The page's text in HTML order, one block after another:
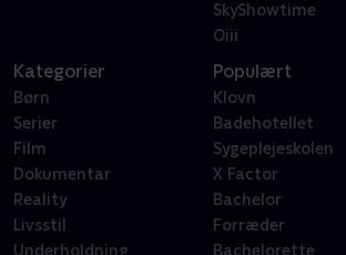
SkyShowtime
Oiii
Kategorier
Børn
Serier
Film
Dokumentar
Reality
Livsstil
Underholdning
Populært
Klovn
Badehotellet
Sygeplejeskolen
X Factor
Bachelor
Forræder
Bachelorette